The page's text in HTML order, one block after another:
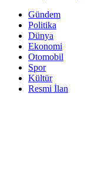
Gündem
Politika
Dünya
Ekonomi
Otomobil
Spor
Kültür
Resmi İlan